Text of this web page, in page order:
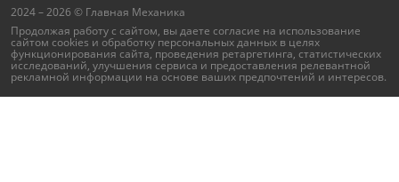
2024 – 2026 © Главная Механика
Продолжая работу с сайтом, вы даете согласие на использование
сайтом cookies и обработку персональных данных в целях
функционирования сайта, проведения ретаргетинга, статистических
исследований, улучшения сервиса и предоставления релевантной
рекламной информации на основе ваших предпочтений и интересов.